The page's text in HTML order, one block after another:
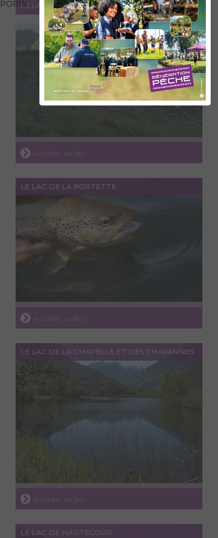
POPINLE LAC DE PRESSET
Accéder au lieu
LE LAC DE LA PORTETTE
Accéder au lieu
LE LAC DE LA CHAPELLE ET DES CHAVANNES
Accéder au lieu
LE LAC DE HAUTECOUR